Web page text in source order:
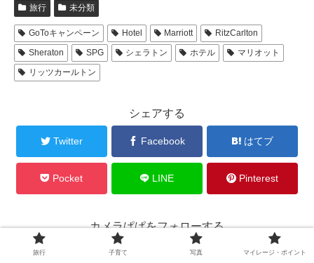
旅行 未分類
GoToキャンペーン Hotel Marriott
RitzCarlton
Sheraton
SPG シェラトン ホテル
マリオット
リッツカールトン
シェアする
Twitter Facebook はてブ
Pocket LINE Pinterest
カメラぱぱをフォローする
旅行 子育て 写真 マイレージ・ポイント